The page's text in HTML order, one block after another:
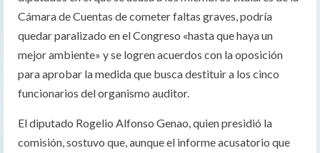
Cámara de Cuentas de cometer faltas graves, podría
quedar paralizado en el Congreso «hasta que haya un
mejor ambiente» y se logren acuerdos con la oposición
para aprobar la medida que busca destituir a los cinco
funcionarios del organismo auditor.
El diputado Rogelio Alfonso Genao, quien presidió la
comisión, sostuvo que, aunque el informe acusatorio que